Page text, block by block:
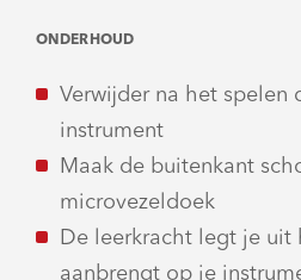
ONDERHOUD
Verwijder na het spelen
instrument
Maak de buitenkant
microvezeldoek
De leerkracht legt je uit
aanbrengt op je